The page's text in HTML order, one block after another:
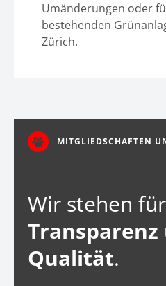
Umänderungen oder
bestehenden
Zürich.
MITGLIEDSCHAFTEN
Wir stehen für
Transparenz
Qualität.